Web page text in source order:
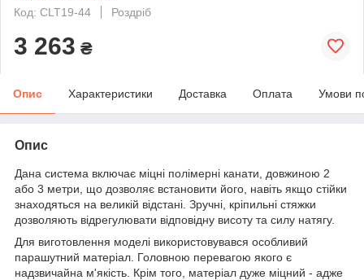
Код: CLT19-44
Роздріб
3 263 ₴
Опис Характеристики Доставка Оплата Умови
Опис
Дана система включає міцні полімерні канати, довжиною 2
або 3 метри, що дозволяє встановити його, навіть якщо стійки
знаходяться на великій відстані. Зручні, кріпильні стяжки
дозволяють відрегулювати відповідну висоту та силу натягу.
Для виготовлення моделі використовувався особливий
парашутний матеріал. Головною перевагою якого є
надзвичайна м'якість. Крім того, матеріал дуже міцний - адже